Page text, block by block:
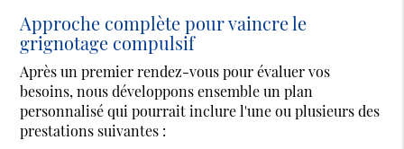
Approche complète pour vaincre le
grignotage compulsif
Après un premier rendez-vous pour évaluer vos
besoins, nous développons ensemble un plan
personnalisé qui pourrait inclure l'une ou plusieurs des
prestations suivantes :